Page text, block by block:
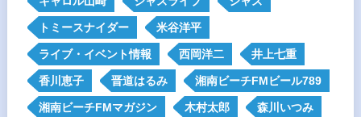
トミースナイダー 米谷洋平
ライブ・イベント情報 西岡洋二 井上七重
香川恵子 晋道はるみ 湘南ビーチFMビール789
湘南ビーチFMマガジン 木村太郎 森川いつみ